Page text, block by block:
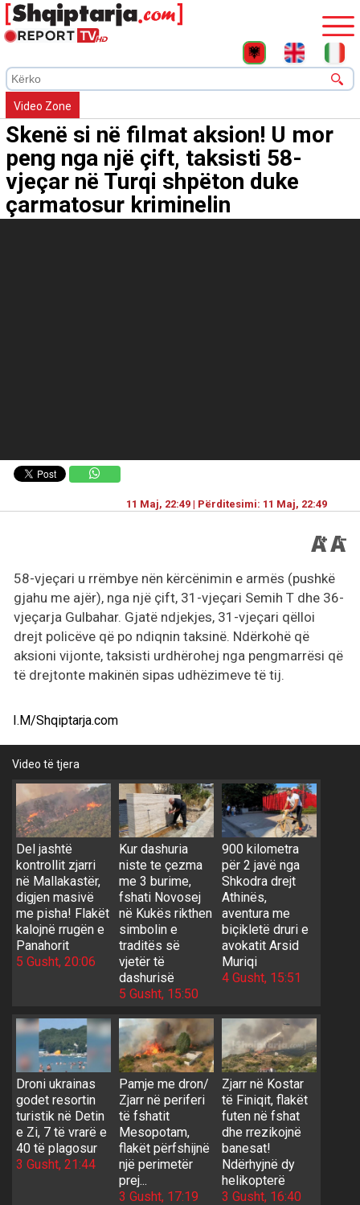
Video Zone
Skenë si në filmat aksion! U mor
peng nga një çift, taksisti 58-
vjeçar në Turqi shpëton duke
çarmatosur kriminelin
11 Maj, 22:49 | Përditesimi: 11 Maj, 22:49
58-vjeçari u rrëmbye nën kërcënimin e armës (pushkë
gjahu me ajër), nga një çift, 31-vjeçari Semih T dhe 36-
vjeçarja Gulbahar. Gjatë ndjekjes, 31-vjeçari qëlloi
drejt policëve që po ndiqnin taksinë. Ndërkohë që
aksioni vijonte, taksisti urdhërohej nga pengmarrësi që
të drejtonte makinën sipas udhëzimeve të tij.
I.M/Shqiptarja.com
Video të tjera
Del jashtë
kontrollit zjarri
në Mallakastër,
digjen masivë
me pisha! Flakët
kalojnë rrugën e
Panahorit
5 Gusht, 20:06
Kur dashuria
niste te çezma
me 3 burime,
fshati Novosej
në Kukës rikthen
simbolin e
traditës së
vjetër të
dashurisë
5 Gusht, 15:50
900 kilometra
për 2 javë nga
Shkodra drejt
Athinës,
aventura me
biçikletë druri e
avokatit Arsid
Muriqi
4 Gusht, 15:51
Droni ukrainas
godet resortin
turistik në Detin
e Zi, 7 të vrarë e
40 të plagosur
3 Gusht, 21:44
Pamje me dron/
Zjarr në periferi
të fshatit
Mesopotam,
flakët përfshijnë
një perimetër
prej...
3 Gusht, 17:19
Zjarr në Kostar
të Finiqit, flakët
futen në fshat
dhe rrezikojnë
banesat!
Ndërhyjnë dy
helikopterë
3 Gusht, 16:40